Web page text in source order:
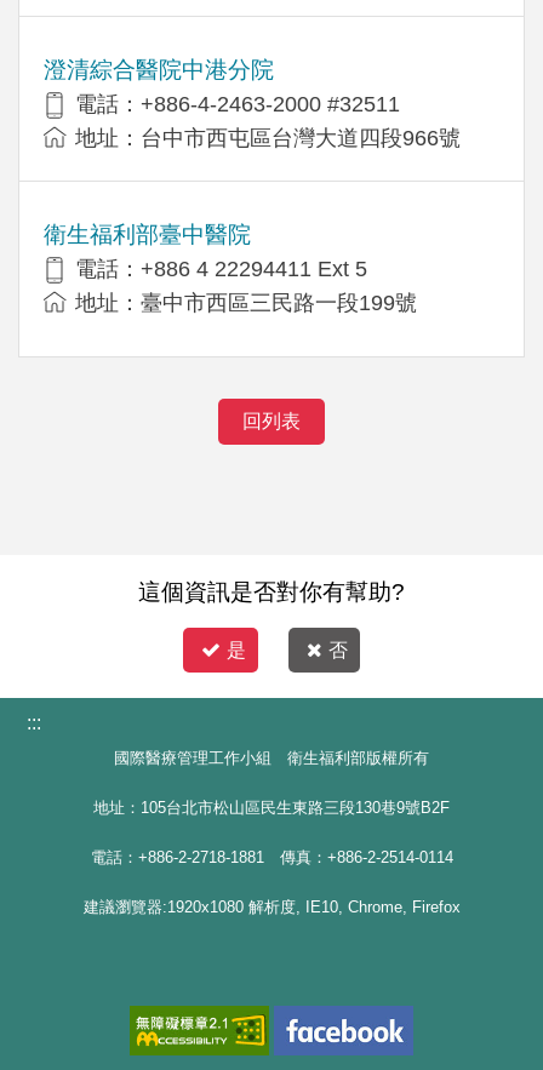
澄清綜合醫院中港分院
電話：+886-4-2463-2000 #32511
地址：台中市西屯區台灣大道四段966號
衛生福利部臺中醫院
電話：+886 4 22294411 Ext 5
地址：臺中市西區三民路一段199號
回列表
這個資訊是否對你有幫助?
是 否
:::
國際醫療管理工作小組 衛生福利部版權所有
地址：105台北市松山區民生東路三段130巷9號B2F
電話：+886-2-2718-1881 傳真：+886-2-2514-0114
建議瀏覽器:1920x1080 解析度, IE10, Chrome, Firefox